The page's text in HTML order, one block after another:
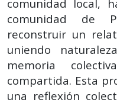
comunidad local,
comunidad de
reconstruir un
uniendo
memoria
compartida. Esta
una reflexión